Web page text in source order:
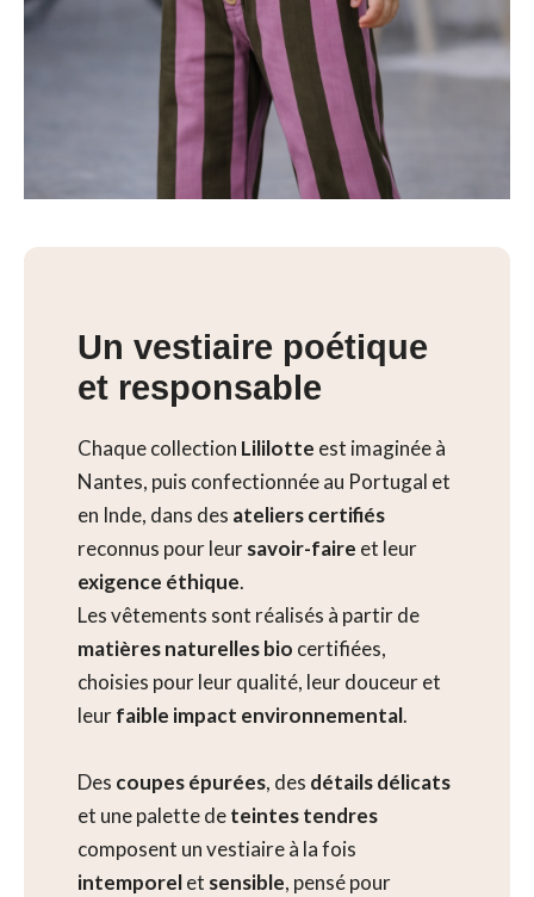
Un vestiaire poétique
et responsable
Chaque collection Lililotte est imaginée à
Nantes, puis confectionnée au Portugal et
en Inde, dans des ateliers certifiés
reconnus pour leursavoir-faire et leur
exigence éthique.
Les vêtements sont réalisés à partir de
matières naturelles bio certifiées,
choisies pour leur qualité, leur douceur et
leurfaible impact environnemental.
Des coupes épurées, des détails délicats
et une palette deteintes tendres
composent un vestiaire à la fois
intemporelet sensible, pensé pour